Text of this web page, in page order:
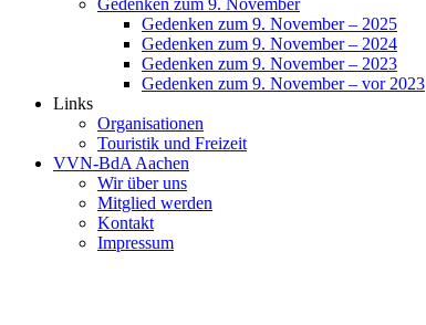
Gedenken zum 9. November – 2025
Gedenken zum 9. November – 2024
Gedenken zum 9. November – 2023
Gedenken zum 9. November – vor 2023
Links
Organisationen
Touristik und Freizeit
VVN-BdA Aachen
Wir über uns
Mitglied werden
Kontakt
Impressum